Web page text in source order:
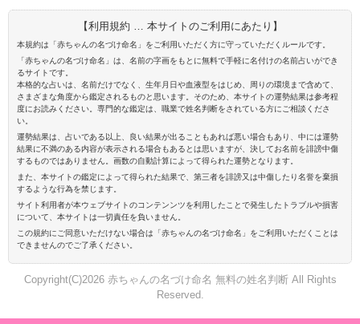
【利用規約 … 本サイトのご利用にあたり】
本規約は「赤ちゃんの名づけ命名」をご利用いただく方に守っていただくルールです。
「赤ちゃんの名づけ命名」は、名前の字画をもとに無料で手軽に名付けの名前占いができ
るサイトです。
本格的な占いは、名前だけでなく、生年月日や血液型をはじめ、周りの環境まで含めて、
さまざまな角度から鑑定されるものと思います。そのため、本サイトの運勢結果は参考程
度にお読みください。専門的な鑑定は、職業で姓名判断をされている方にご相談くださ
い。
運勢結果は、占いである以上、良い結果が出ることもあれば悪い場合もあり、中には運勢
結果に不満のある内容が表示される場合もあるとは思いますが、決してお名前を誹謗中傷
するものではありません。画数の自動計算によって得られた運勢となります。
また、本サイトの鑑定によって得られた結果で、第三者を誹謗又は中傷したり名誉を棄損
するような行為を禁じます。
サイト利用者が本ウェブサイトのコンテンンツを利用したことで発生したトラブルや損害
について、本サイトは一切責任を負いません。
この規約にご同意いただけない場合は「赤ちゃんの名づけ命名」をご利用いただくことは
できませんのでご了承ください。
Copyright(C)2026 赤ちゃんの名づけ命名 無料の姓名判断 All Rights
Reserved.